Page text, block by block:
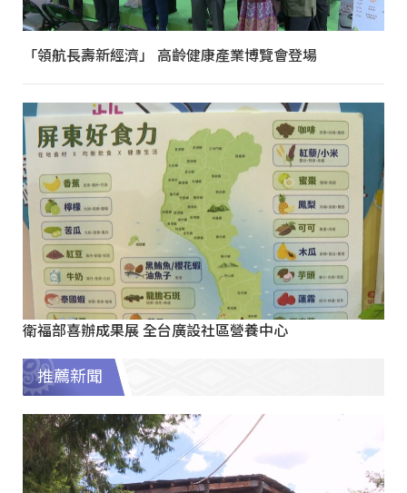
「領航長壽新經濟」 高齡健康產業博覽會登場
衛福部喜辦成果展 全台廣設社區營養中心
推薦新聞